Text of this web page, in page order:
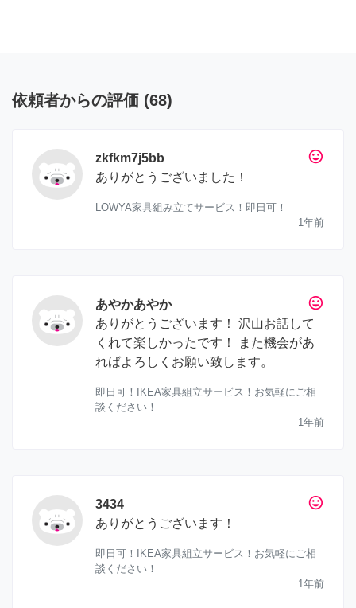
依頼者からの評価 (68)
tag_faces
zkfkm7j5bb
ありがとうございました！
LOWYA家具組み立てサービス！即日可！
1年前
tag_faces
あやかあやか
ありがとうございます！ 沢山お話して
くれて楽しかったです！ また機会があ
ればよろしくお願い致します。
即日可！IKEA家具組立サービス！お気軽にご相
談ください！
1年前
tag_faces
3434
ありがとうございます！
即日可！IKEA家具組立サービス！お気軽にご相
談ください！
1年前